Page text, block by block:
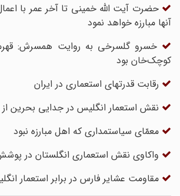
حضرت آیت الله خمینی تا آخر عمر با
آنها مبارزه خواهد نمود
خسرو گلسرخی به روایت همسرش:
کوچک‌خان بود
رقابت قدرتهای استعماری در ایران
نقش استعمار انگلیس در جدایی بحرین از
مع‍مّای سیاستمداری که اهل مبارزه نبود
واکاوی نقش استعماری انگلستان در
مقاومت عشایر فارس در برابر استعمار